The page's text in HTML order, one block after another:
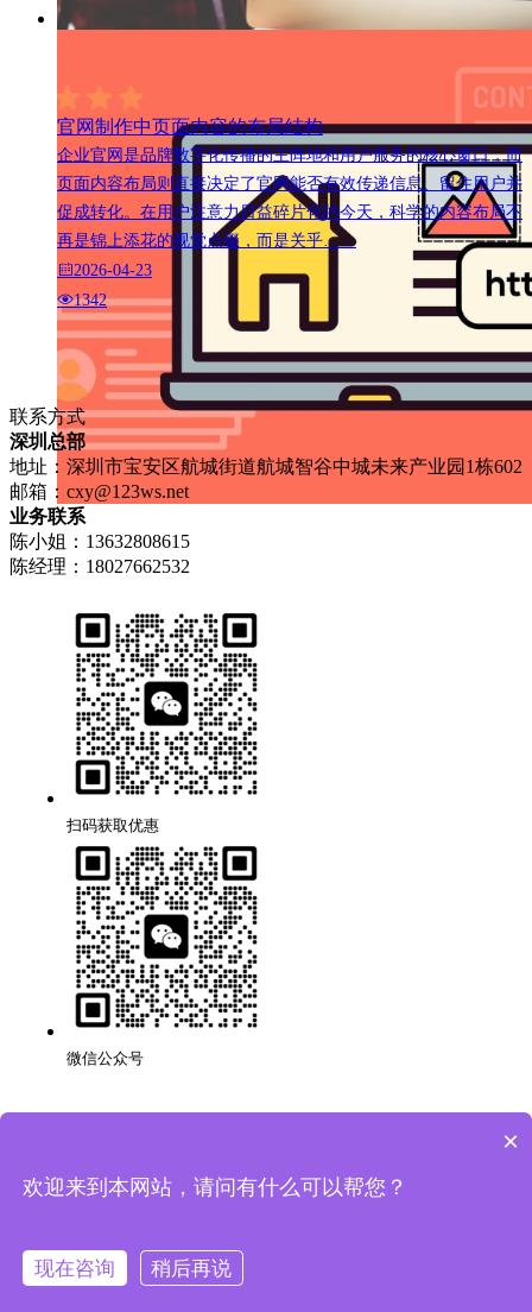
官网制作中页面内容的布局结构
企业官网是品牌数字化传播的主阵地和用户服务的核心窗口，而
页面内容布局则直接决定了官网能否有效传递信息、留住用户并
促成转化。在用户注意力日益碎片化的今天，科学的内容布局不
再是锦上添花的视觉点缀，而是关乎……
2026-04-23
1342
联系方式
深圳总部
地址：深圳市宝安区航城街道航城智谷中城未来产业园1栋602
邮箱： cxy@123ws.net
业务联系
陈小姐：13632808615
陈经理：18027662532
扫码获取优惠
微信公众号
版权所有：深圳市万创科技有限公司粤ICP备14001694号
法律声明
×
欢迎来到本网站，请问有什么可以帮您？
现在咨询 稍后再说